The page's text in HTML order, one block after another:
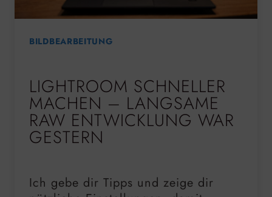
BILDBEARBEITUNG
LIGHTROOM SCHNELLER
MACHEN – LANGSAME
RAW ENTWICKLUNG WAR
GESTERN
Ich gebe dir Tipps und zeige dir